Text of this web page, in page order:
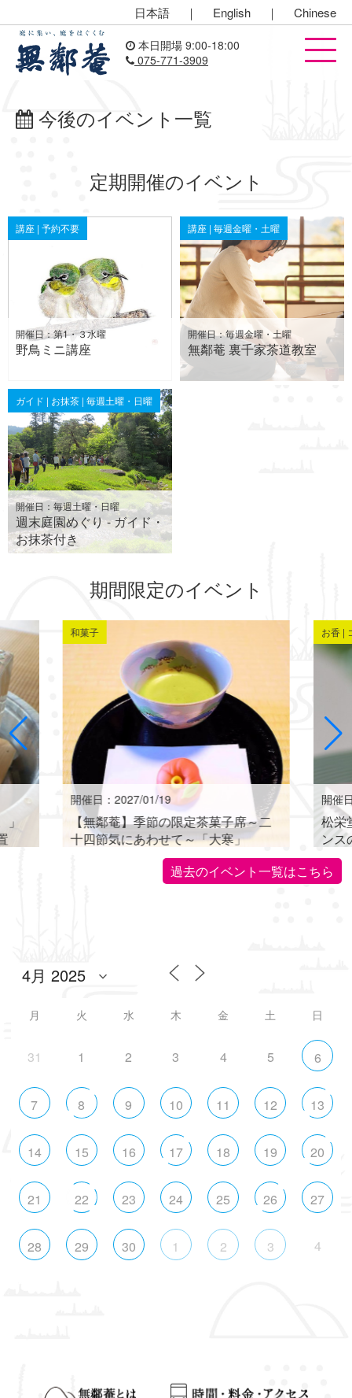
日本語 ｜ English ｜ Chinese
本日開場 9:00-18:00
075-771-3909
今後のイベント一覧
定期開催のイベント
講座 | 予約不要
開催日：第1・３水曜
野鳥ミニ講座
講座 | 毎週金曜・土曜
開催日：毎週金曜・土曜
無鄰菴 裏千家茶道教室
ガイド | お抹茶 | 毎週土曜・日曜
開催日：毎週土曜・日曜
週末庭園めぐり - ガイド・
お抹茶付き
期間限定のイベント
和菓子
開催日：2027/01/19
【無鄰菴】季節の限定茶菓子席～二
十四節気にあわせて～「大寒」
お香 |
開催
松栄
ンス
世界
過去のイベント一覧はこちら
月 火 水 木 金 土 日
31 1 2 3 4 5 6
7 8 9 10 11 12 13
14 15 16 17 18 19 20
21 22 23 24 25 26 27
28 29 30 1 2 3 4